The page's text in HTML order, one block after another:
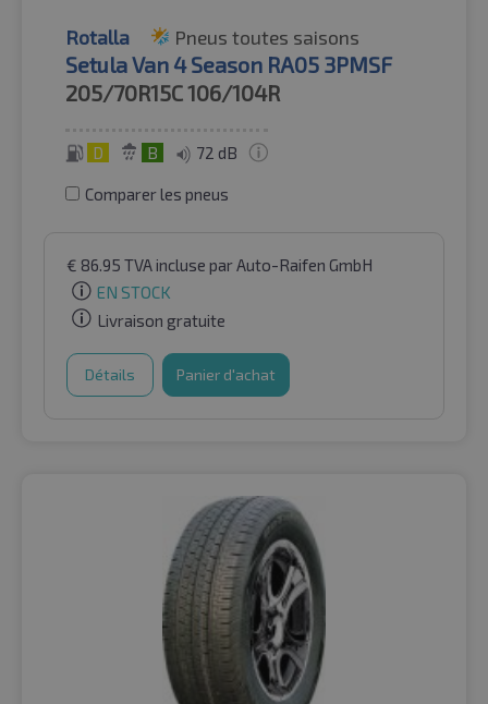
Rotalla Pneus toutes saisons
Setula Van 4 Season RA05 3PMSF
205/70R15C106/104R
D B 72 dB
Comparer les pneus
€ 86.95 TVA incluse par Auto-Raifen GmbH
EN STOCK
Livraison gratuite
Détails Panier d'achat